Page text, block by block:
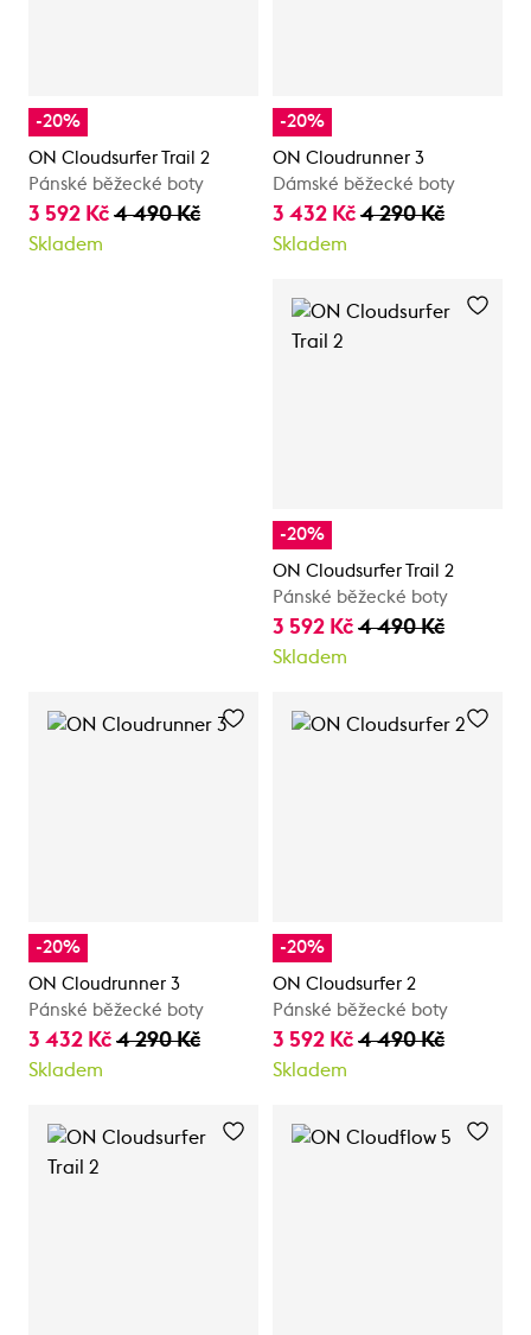
-20%
ON Cloudsurfer Trail 2
Pánské běžecké boty
3 592 Kč 4 490 Kč
Skladem
-20%
ON Cloudrunner 3
Dámské běžecké boty
3 432 Kč 4 290 Kč
Skladem
-20%
ON Cloudsurfer Trail 2
Pánské běžecké boty
3 592 Kč 4 490 Kč
Skladem
-20%
ON Cloudrunner 3
Pánské běžecké boty
3 432 Kč 4 290 Kč
Skladem
-20%
ON Cloudsurfer 2
Pánské běžecké boty
3 592 Kč 4 490 Kč
Skladem